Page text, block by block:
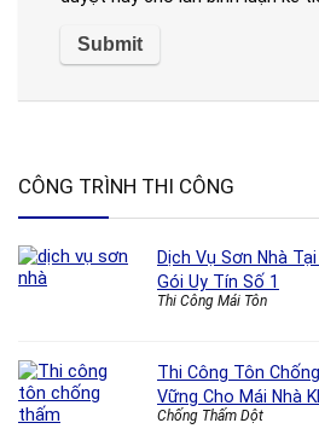
CÔNG TRÌNH THI CÔNG
Dịch Vụ Sơn Nhà
Gói Uy Tín Số 1
Thi Công Mái Tôn
Thi Công Tôn
Vững Cho Mái Nhà
Chống Thấm Dột